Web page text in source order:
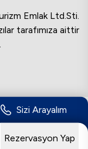
Emlak Ltd.Sti.
tarafımıza aittir
Sizi Arayalım
Rezervasyon Yap